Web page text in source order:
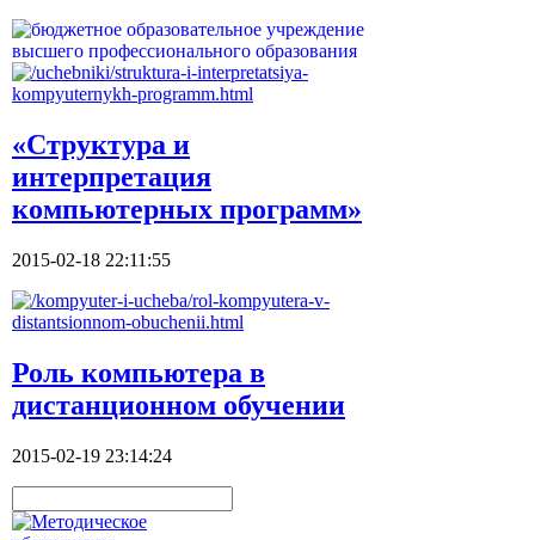
«Структура и
интерпретация
компьютерных программ»
2015-02-18 22:11:55
Роль компьютера в
дистанционном обучении
2015-02-19 23:14:24